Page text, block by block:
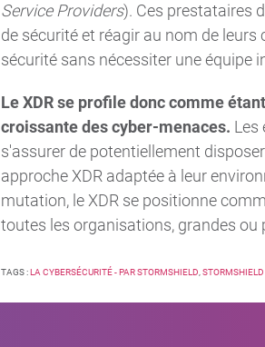
Service Providers). Ces prestataires
de sécurité et réagir au nom de
sécurité sans nécessiter une équipe
Le XDR se profile donc comme
croissante des cyber-menaces. Les
s'assurer de potentiellement
approche XDR adaptée à leur
mutation, le XDR se positionne
toutes les organisations, grandes ou
TAGS :LA CYBERSÉCURITÉ - PAR STORMSHIELD